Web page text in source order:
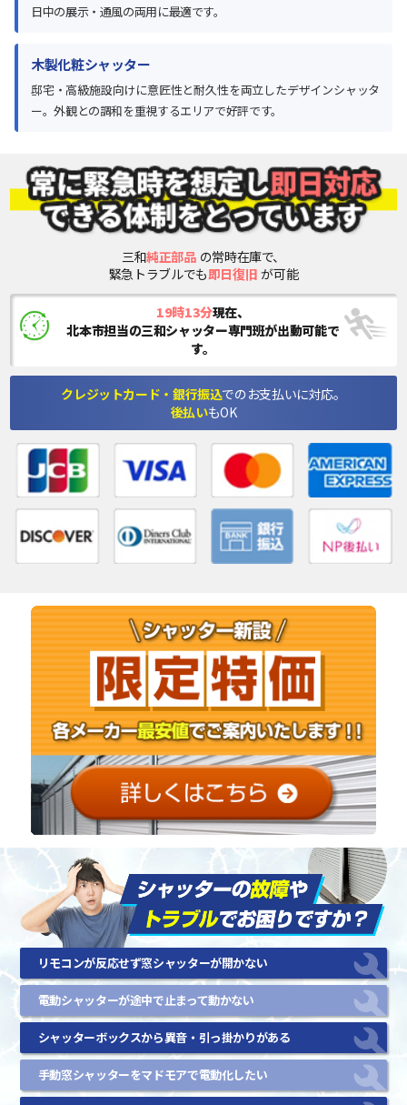
日中の展示・通風の両用に最適です。
木製化粧シャッター
邸宅・高級施設向けに意匠性と耐久性を両立したデザインシャッタ
ー。外観との調和を重視するエリアで好評です。
三和純正部品 の常時在庫で、
緊急トラブルでも即日復旧 が可能
19時13分現在、
北本市担当の三和シャッター専門班が出動可能で
す。
クレジットカード・銀行振込でのお支払いに対応。
後払いもOK
リモコンが反応せず窓シャッターが開かない
電動シャッターが途中で止まって動かない
シャッターボックスから異音・引っ掛かりがある
手動窓シャッターをマドモアで電動化したい